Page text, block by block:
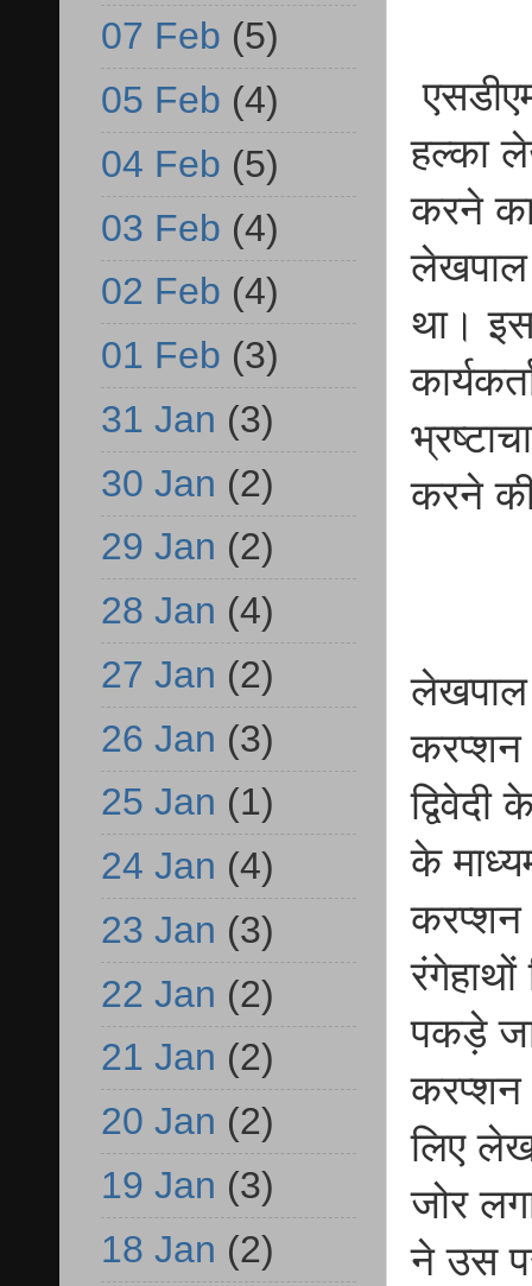
हल्का
करने
लेखपाल
था।
करने
लेखपाल
करप्शन
के
पकड़े
करप्शन
लिए
जोर
ने उस
07 Feb (5)
05 Feb (4)
04 Feb (5)
03 Feb (4)
02 Feb (4)
01 Feb (3)
31 Jan (3)
30 Jan (2)
29 Jan (2)
28 Jan (4)
27 Jan (2)
26 Jan (3)
25 Jan (1)
24 Jan (4)
23 Jan (3)
22 Jan (2)
21 Jan (2)
20 Jan (2)
19 Jan (3)
18 Jan (2)